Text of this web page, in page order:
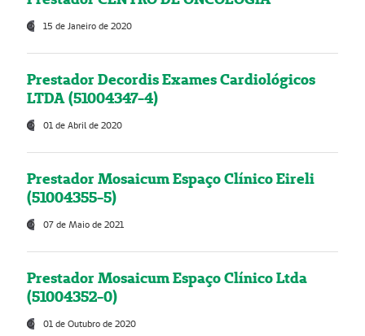
15 de Janeiro de 2020
Prestador Decordis Exames Cardiológicos
LTDA (51004347-4)
01 de Abril de 2020
Prestador Mosaicum Espaço Clínico Eireli
(51004355-5)
07 de Maio de 2021
Prestador Mosaicum Espaço Clínico Ltda
(51004352-0)
01 de Outubro de 2020